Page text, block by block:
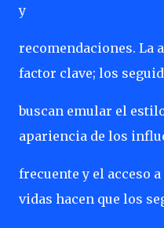
y
recomendaciones. La
factor clave; los
buscan emular el
apariencia de los
frecuente y el acceso
vidas hacen que los